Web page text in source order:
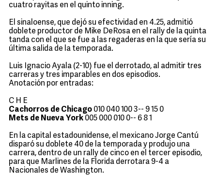
cuatro rayitas en el quinto inning.
El sinaloense, que dejó su efectividad en 4.25, admitió
doblete productor de Mike DeRosa en el rally de la quinta
tanda con el que se fue a las regaderas en la que sería su
última salida de la temporada.
Luis Ignacio Ayala (2-10) fue el derrotado, al admitir tres
carreras y tres imparables en dos episodios.
Anotación por entradas:
C H E
Cachorros de Chicago 010 040 100 3-- 9 15 0
Mets de Nueva York 005 000 010 0-- 6 8 1
En la capital estadounidense, el mexicano Jorge Cantú
disparó su doblete 40 de la temporada y produjo una
carrera, dentro de un rally de cinco en el tercer episodio,
para que Marlines de la Florida derrotara 9-4 a
Nacionales de Washington.